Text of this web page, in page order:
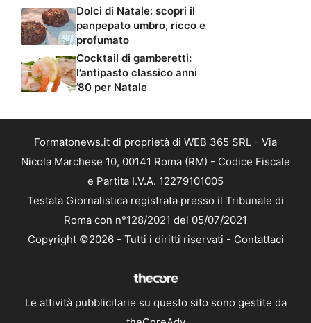
Dolci di Natale: scopri il
panpepato umbro, ricco e
profumato
Cocktail di gamberetti:
l’antipasto classico anni
’80 per Natale
Formatonews.it di proprietà di WEB 365 SRL - Via
Nicola Marchese 10, 00141 Roma (RM) - Codice Fiscale
e Partita I.V.A. 12279101005
Testata Giornalistica registrata presso il Tribunale di
Roma con n°128/2021 del 05/07/2021
Copyright ©2026 - Tutti i diritti riservati - Contattaci
Le attività pubblicitarie su questo sito sono gestite da